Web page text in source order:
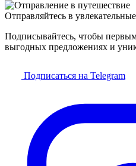
Отправляйтесь в
Подписывайтесь, чтобы
выгодных предложениях и
Подписаться на Telegram